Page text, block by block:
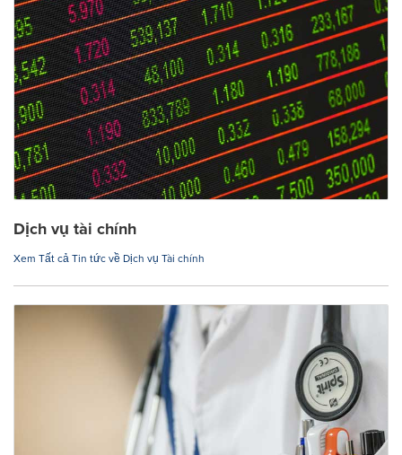
Dịch vụ tài chính
Xem Tất cả Tin tức về Dịch vụ Tài chính